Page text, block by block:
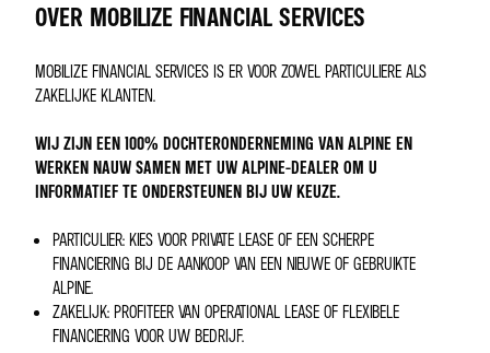
OVER MOBILIZE FINANCIAL SERVICES
MOBILIZE FINANCIAL SERVICES IS ER VOOR ZOWEL PARTICULIERE ALS
ZAKELIJKE KLANTEN.
WIJ ZIJN EEN 100% DOCHTERONDERNEMING VAN ALPINE EN
WERKEN NAUW SAMEN MET UW ALPINE-DEALER OM U
INFORMATIEF TE ONDERSTEUNEN BIJ UW KEUZE.
PARTICULIER: KIES VOOR PRIVATE LEASE OF EEN SCHERPE
FINANCIERING BIJ DE AANKOOP VAN EEN NIEUWE OF GEBRUIKTE
ALPINE.
ZAKELIJK: PROFITEER VAN OPERATIONAL LEASE OF FLEXIBELE
FINANCIERING VOOR UW BEDRIJF.